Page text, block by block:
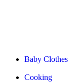
Baby Clothes
Cooking